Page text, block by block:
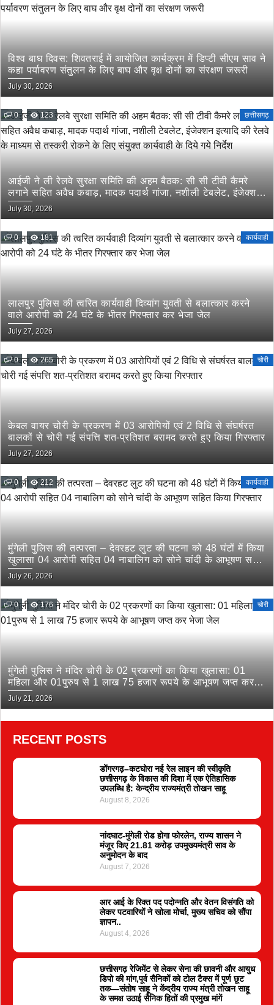
विश्व बाघ दिवस: शिवतराई में आयोजित कार्यक्रम में डिप्टी सीएम साव ने
कहा पर्यावरण संतुलन के लिए बाघ और वृक्ष दोनों का संरक्षण जरूरी
July 30, 2026
0 123 छत्तीसगढ़
आईजी ने ली रेलवे सुरक्षा समिति की अहम बैठक: सी सी टीवी कैमरे
लगाने सहित अवैध कबाड़, मादक पदार्थ गांजा, नशीली टेबलेट, इंजेक्शन
इत्यादि की रेलवे के माध्यम से तस्करी रोकने के लिए संयुक्त कार्यवाही
के दिये गये निर्देश
July 30, 2026
0 181 कार्यवाही
लालपुर पुलिस की त्वरित कार्यवाही दिव्यांग युवती से बलात्कार करने
वाले आरोपी को 24 घंटे के भीतर गिरफ्तार कर भेजा जेल
July 27, 2026
0 265 चोरी
केबल वायर चोरी के प्रकरण में 03 आरोपियों एवं 2 विधि से संघर्षरत
बालकों से चोरी गई संपत्ति शत-प्रतिशत बरामद करते हुए किया गिरफ्तार
July 27, 2026
0 212 कार्यवाही
मुंगेली पुलिस की तत्परता – देवरहट लुट की घटना को 48 घंटों में किया
खुलासा 04 आरोपी सहित 04 नाबालिग को सोने चांदी के आभूषण सहित
किया गिरफ्तार
July 26, 2026
0 176 चोरी
मुंगेली पुलिस ने मंदिर चोरी के 02 प्रकरणों का किया खुलासा: 01
महिला और 01पुरुष से 1 लाख 75 हजार रूपये के आभूषण जप्त कर
भेजा जेल
July 21, 2026
RECENT POSTS
डोंगरगढ़–कटघोरा नई रेल लाइन की स्वीकृति
छत्तीसगढ़ के विकास की दिशा में एक ऐतिहासिक
उपलब्धि है: केन्द्रीय राज्यमंत्री तोखन साहू
August 8, 2026
नांदघाट-मुंगेली रोड होगा फोरलेन, राज्य शासन ने
मंजूर किए 21.81 करोड़ उपमुख्यमंत्री साव के
अनुमोदन के बाद
August 7, 2026
आर आई के रिक्त पद पदोन्नति और वेतन विसंगति को
लेकर पटवारियों ने खोला मोर्चा, मुख्य सचिव को सौंपा
ज्ञापन..
August 4, 2026
छत्तीसगढ़ रेजिमेंट से लेकर सेना की छावनी और आयुध
डिपो की मांग,पूर्व सैनिकों को टोल टैक्स में पूर्ण छूट
तक—संतोष साहू ने केंद्रीय राज्य मंत्री तोखन साहू
के समक्ष उठाई सैनिक हितों की प्रमुख मांगें